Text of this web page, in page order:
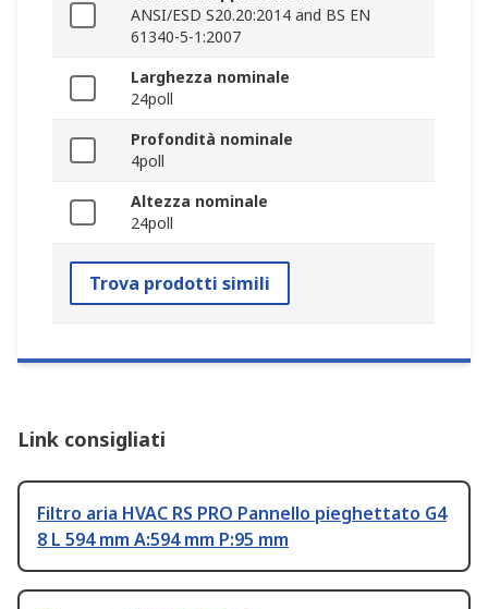
ANSI/ESD S20.20:2014 and BS EN
61340-5-1:2007
Larghezza nominale
24poll
Profondità nominale
4poll
Altezza nominale
24poll
Trova prodotti simili
Link consigliati
Filtro aria HVAC RS PRO Pannello pieghettato G4
8 L 594 mm A:594 mm P:95 mm